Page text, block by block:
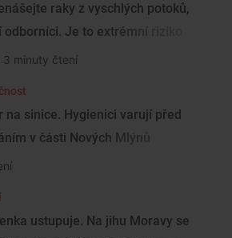
raky z vyschlých potoků,
odborníci. Je to extrémní riziko
3 minuty čtení
na sinice. Hygienici varují před
v části Nových Mlýnů
ustupuje. Na jihu Moravy se